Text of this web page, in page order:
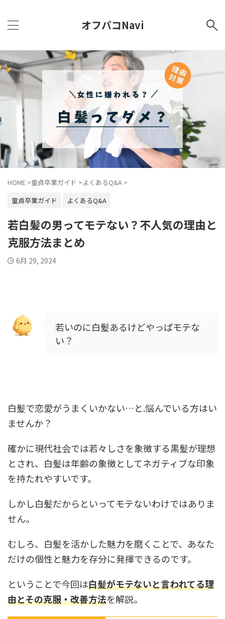
オフパコNavi
HOME >童貞卒業ガイド >よくあるQ&A >
童貞卒業ガイド
よくあるQ&A
若白髪の男ってモテない？不人気の理由と
克服方法まとめ
6月 29, 2024
若いのに白髪あるけどやっぱモテな
い？
白髪で恋愛がうまくいかない…と.悩んでいる方はい
ませんか？
確かに現代社会では若々しさを象徴する黒髪が理想
とされ、白髪は年齢の象徴としてネガティブな印象
を持たれやすいです。
しかし白髪だからといってモテないわけではありま
せん。
むしろ、白髪を活かした魅力を磨くことで、あなた
だけの個性と魅力を存分に発揮できるのです。
ということで今回は白髪がモテないと言われてる理
由とその克服・改善方法を解説。